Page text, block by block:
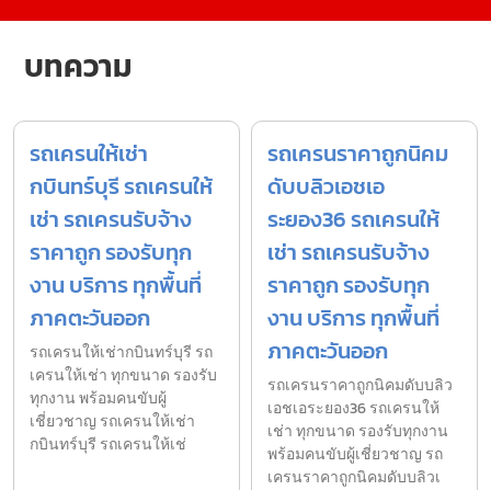
บทความ
รถเครนให้เช่า
กบินทร์บุรี รถเครนให้
เช่า รถเครนรับจ้าง
ราคาถูก รองรับทุก
งาน บริการ ทุกพื้นที่
ภาคตะวันออก
รถเครนให้เช่ากบินทร์บุรี รถ
เครนให้เช่า ทุกขนาด รองรับ
ทุกงาน พร้อมคนขับผู้
เชี่ยวชาญ รถเครนให้เช่า
กบินทร์บุรี รถเครนให้เช่
รถเครนราคาถูกนิคม
ดับบลิวเอชเอ
ระยอง36 รถเครนให้
เช่า รถเครนรับจ้าง
ราคาถูก รองรับทุก
งาน บริการ ทุกพื้นที่
ภาคตะวันออก
รถเครนราคาถูกนิคมดับบลิว
เอชเอระยอง36 รถเครนให้
เช่า ทุกขนาด รองรับทุกงาน
พร้อมคนขับผู้เชี่ยวชาญ รถ
เครนราคาถูกนิคมดับบลิวเ